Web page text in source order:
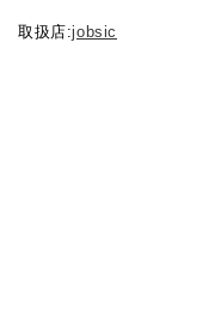
取扱店:jobsic